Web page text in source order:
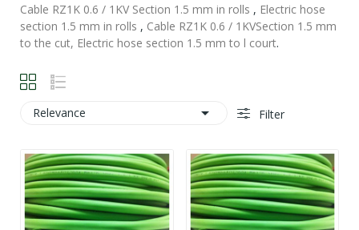
Cable RZ1K 0.6 / 1KV Section 1.5 mm in rolls , Electric hose
section 1.5 mm in rolls , Cable RZ1K 0.6 / 1KVSection 1.5 mm
to the cut, Electric hose section 1.5 mm to l court.
Relevance  Filter